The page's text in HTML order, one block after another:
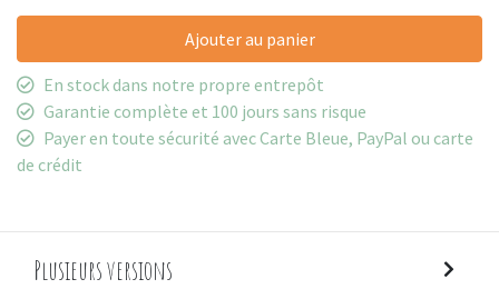
Ajouter au panier
En stock dans notre propre entrepôt
Garantie complète et 100 jours sans risque
Payer en toute sécurité avec Carte Bleue, PayPal ou carte
de crédit
Plusieurs versions